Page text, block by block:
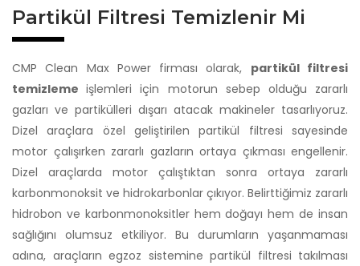
Partikül Filtresi Temizlenir Mi
CMP Clean Max Power firması olarak, partikül filtresi
temizlemeişlemleri için motorun sebep olduğu zararlı
gazları ve partikülleri dışarı atacak makineler tasarlıyoruz.
Dizel araçlara özel geliştirilen partikül filtresi sayesinde
motor çalışırken zararlı gazların ortaya çıkması engellenir.
Dizel araçlarda motor çalıştıktan sonra ortaya zararlı
karbonmonoksit ve hidrokarbonlar çıkıyor. Belirttiğimiz zararlı
hidrobon ve karbonmonoksitler hem doğayı hem de insan
sağlığını olumsuz etkiliyor. Bu durumların yaşanmaması
adına, araçların egzoz sistemine partikül filtresi takılması